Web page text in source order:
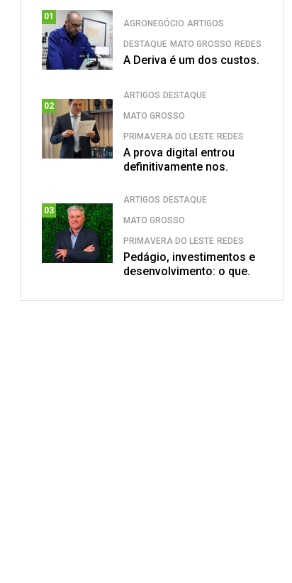
01
AGRONEGÓCIO ARTIGOS
DESTAQUE MATO GROSSO REDES
A Deriva é um dos custos.
02
ARTIGOS DESTAQUE
MATO GROSSO
PRIMAVERA DO LESTE REDES
A prova digital entrou
definitivamente nos.
03
ARTIGOS DESTAQUE
MATO GROSSO
PRIMAVERA DO LESTE REDES
Pedágio, investimentos e
desenvolvimento: o que.